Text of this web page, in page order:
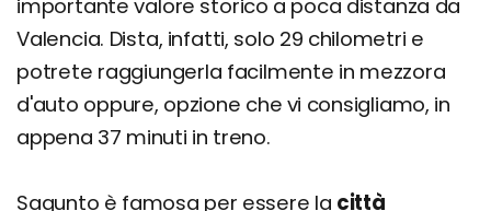
importante valore storico a poca distanza da
Valencia. Dista, infatti, solo 29 chilometri e
potrete raggiungerla facilmente in mezzora
d'auto oppure, opzione che vi consigliamo, in
appena 37 minuti in treno.
Sagunto è famosa per essere la città